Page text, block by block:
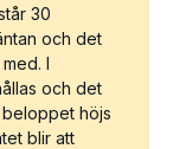
30
och det
I
och det
höjs
blir att